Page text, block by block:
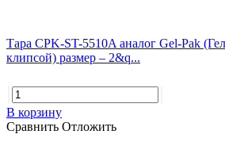
Тара CPK-ST-5510A аналог Gel-Pak
клипсой) размер – 2&q...
В корзину
Сравнить Отложить